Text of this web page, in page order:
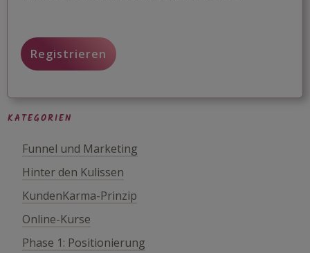
Registrieren
KATEGORIEN
Funnel und Marketing
Hinter den Kulissen
KundenKarma-Prinzip
Online-Kurse
Phase 1: Positionierung